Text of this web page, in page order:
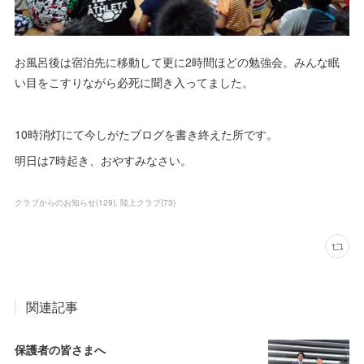
お風呂後は宿泊先に移動して更に2時間ほどの勉強会。みんな眠
い目をこすりながら必死に聞き入ってました。
10時消灯にて今しがたブログを書き終えた所です。
明日は7時起き、おやすみなさい。
クラブからのお知らせ(129) 陸上クラブ(73)
関連記事
保護者の皆さまへ